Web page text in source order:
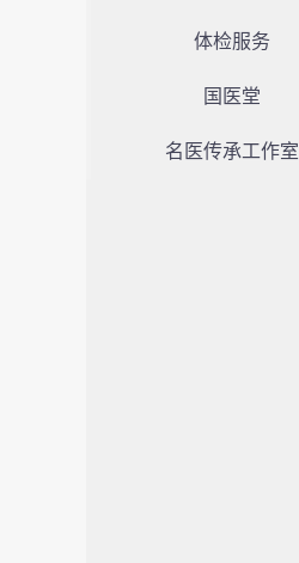
体检服务
国医堂
名医传承工作室